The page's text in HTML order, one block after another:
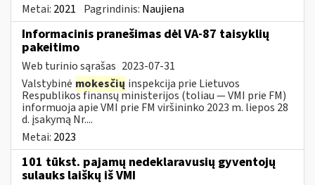
Metai: 2021 Pagrindinis: Naujiena
Informacinis pranešimas dėl VA-87 taisyklių
pakeitimo
Web turinio sąrašas 2023-07-31
Valstybinė mokesčių inspekcija prie Lietuvos
Respublikos finansų ministerijos (toliau ― VMI prie FM)
informuoja apie VMI prie FM viršininko 2023 m. liepos 28
d. įsakymą Nr....
Metai: 2023
101 tūkst. pajamų nedeklaravusių gyventojų
sulauks laiškų iš VMI